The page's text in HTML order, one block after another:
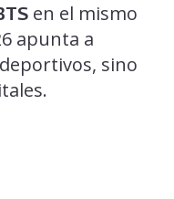
en el mismo
apunta a
sino